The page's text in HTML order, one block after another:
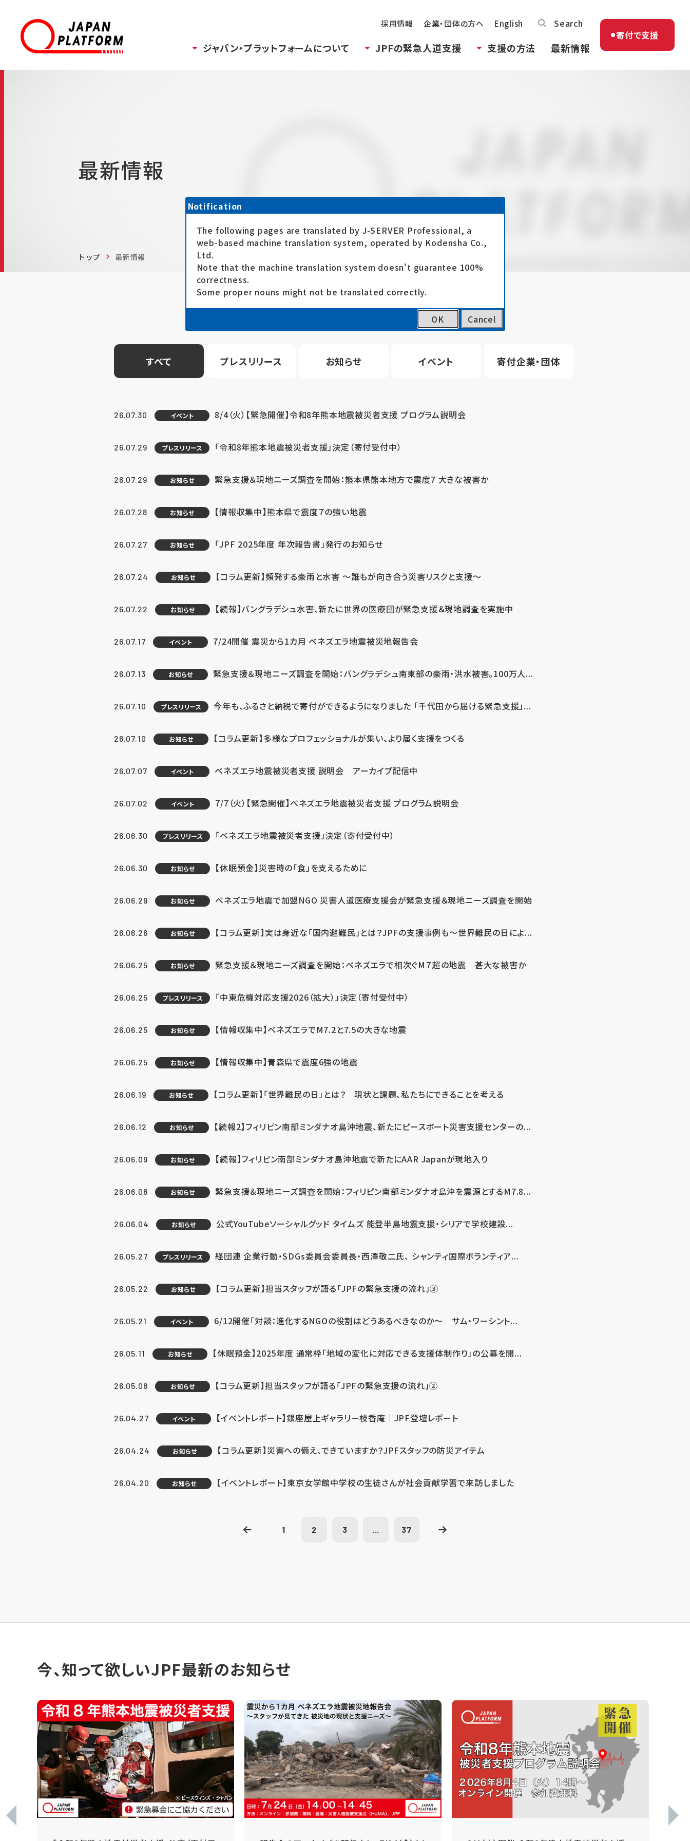
採用情報 企業・団体の方へ English Search
ジャパン・プラットフォームについて JPFの緊急人道支援 支援の方法 最新情報
寄付で支援
最新情報
トップ 最新情報
すべて プレスリリース お知らせ イベント 寄付企業・団体
26.07.30 イベント 8/4（火）【緊急開催】令和8年熊本地震被災者支援 プログラム説明会
26.07.29 プレスリリース 「令和8年熊本地震被災者支援」決定（寄付受付中）
26.07.29 お知らせ 緊急支援＆現地ニーズ調査を開始：熊本県熊本地方で震度7 大きな被害か
26.07.28 お知らせ 【情報収集中】熊本県で震度７の強い地震
26.07.27 お知らせ 「JPF 2025年度 年次報告書」発行のお知らせ
26.07.24 お知らせ 【コラム更新】頻発する豪雨と水害 ～誰もが向き合う災害リスクと支援～
26.07.22 お知らせ 【続報】バングラデシュ水害、新たに世界の医療団が緊急支援＆現地調査を実施中
26.07.17 イベント 7/24開催 震災から1カ月 ベネズエラ地震被災地報告会
26.07.13 お知らせ 緊急支援＆現地ニーズ調査を開始：バングラデシュ南東部の豪雨・洪水被害。100万人...
26.07.10 プレスリリース 今年も、ふるさと納税で寄付ができるようになりました 「千代田から届ける緊急支援」...
26.07.10 お知らせ 【コラム更新】多様なプロフェッショナルが集い、より届く支援をつくる
26.07.07 イベント ベネズエラ地震被災者支援 説明会 アーカイブ配信中
26.07.02 イベント 7/7（火）【緊急開催】ベネズエラ地震被災者支援 プログラム説明会
26.06.30 プレスリリース 「ベネズエラ地震被災者支援」決定（寄付受付中）
26.06.30 お知らせ 【休眠預金】災害時の「食」を支えるために
26.06.29 お知らせ ベネズエラ地震で加盟NGO 災害人道医療支援会が緊急支援＆現地ニーズ調査を開始
26.06.26 お知らせ 【コラム更新】実は身近な「国内避難民」とは？JPFの支援事例も～世界難民の日によ...
26.06.25 お知らせ 緊急支援＆現地ニーズ調査を開始：ベネズエラで相次ぐM７超の地震 甚大な被害か
26.06.25 プレスリリース 「中東危機対応支援2026（拡大）」決定（寄付受付中）
26.06.25 お知らせ 【情報収集中】ベネズエラでM7.2と7.5の大きな地震
26.06.25 お知らせ 【情報収集中】青森県で震度6強の地震
26.06.19 お知らせ 【コラム更新】「世界難民の日」とは？ 現状と課題、私たちにできることを考える
26.06.12 お知らせ 【続報2】フィリピン南部ミンダナオ島沖地震、新たにピースボート災害支援センターの...
26.06.09 お知らせ 【続報】フィリピン南部ミンダナオ島沖地震で新たにAAR Japanが現地入り
26.06.08 お知らせ 緊急支援＆現地ニーズ調査を開始：フィリピン南部ミンダナオ島沖を震源とするM7.8...
26.06.04 お知らせ 公式YouTubeソーシャルグッド タイムズ 能登半島地震支援・シリアで学校建設...
26.05.27 プレスリリース 経団連 企業行動・SDGs委員会委員長・西澤敬二氏、 シャンティ国際ボランティア...
26.05.22 お知らせ 【コラム更新】担当スタッフが語る「JPFの緊急支援の流れ」③
26.05.21 イベント 6/12開催「対談：進化するNGOの役割はどうあるべきなのか～ サム・ワーシント...
26.05.11 お知らせ 【休眠預金】2025年度 通常枠「地域の変化に対応できる支援体制作り」の公募を開...
26.05.08 お知らせ 【コラム更新】担当スタッフが語る「JPFの緊急支援の流れ」②
26.04.27 イベント 【イベントレポート】銀座屋上ギャラリー枝香庵｜JPF登壇レポート
26.04.24 お知らせ 【コラム更新】災害への備え、できていますか？JPFスタッフの防災アイテム
26.04.20 お知らせ 【イベントレポート】東京女学館中学校の生徒さんが社会貢献学習で来訪しました
1 2 3 ... 37
今、知って欲しいJPF最新のお知らせ
Notification
The following pages are translated by J-SERVER Professional, a
web-based machine translation system, operated by Kodensha Co.,
Ltd.
Note that the machine translation system doesn't guarantee 100%
correctness.
Some proper nouns might not be translated correctly.
OK Cancel